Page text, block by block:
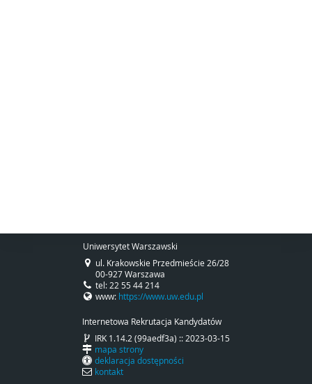
Uniwersytet Warszawski
ul. Krakowskie Przedmieście 26/28
00-927 Warszawa
tel: 22 55 44 214
www: https://www.uw.edu.pl
Internetowa Rekrutacja Kandydatów
IRK 1.14.2 (99aedf3a) :: 2023-03-15
mapa strony
deklaracja dostępności
kontakt